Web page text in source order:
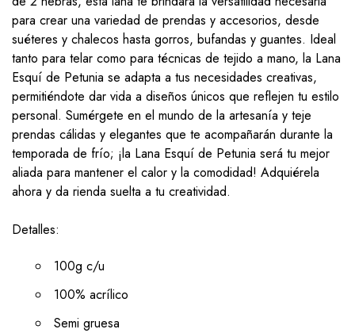
para crear una variedad de prendas y accesorios, desde
suéteres y chalecos hasta gorros, bufandas y guantes. Ideal
tanto para telar como para técnicas de tejido a mano, la Lana
Esquí de Petunia se adapta a tus necesidades creativas,
permitiéndote dar vida a diseños únicos que reflejen tu estilo
personal. Sumérgete en el mundo de la artesanía y teje
prendas cálidas y elegantes que te acompañarán durante la
temporada de frío; ¡la Lana Esquí de Petunia será tu mejor
aliada para mantener el calor y la comodidad! Adquiérela
ahora y da rienda suelta a tu creatividad.
Detalles:
100g c/u
100% acrílico
Semi gruesa